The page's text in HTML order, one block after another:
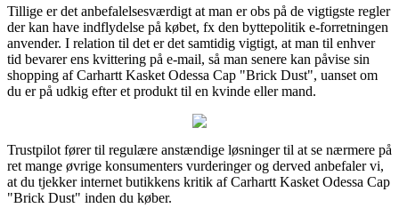
Tillige er det anbefalelsesværdigt at man er obs på de vigtigste regler
der kan have indflydelse på købet, fx den byttepolitik e-forretningen
anvender. I relation til det er det samtidig vigtigt, at man til enhver
tid bevarer ens kvittering på e-mail, så man senere kan påvise sin
shopping af Carhartt Kasket Odessa Cap "Brick Dust", uanset om
du er på udkig efter et produkt til en kvinde eller mand.
Trustpilot fører til regulære anstændige løsninger til at se nærmere på
ret mange øvrige konsumenters vurderinger og derved anbefaler vi,
at du tjekker internet butikkens kritik af Carhartt Kasket Odessa Cap
"Brick Dust" inden du køber.